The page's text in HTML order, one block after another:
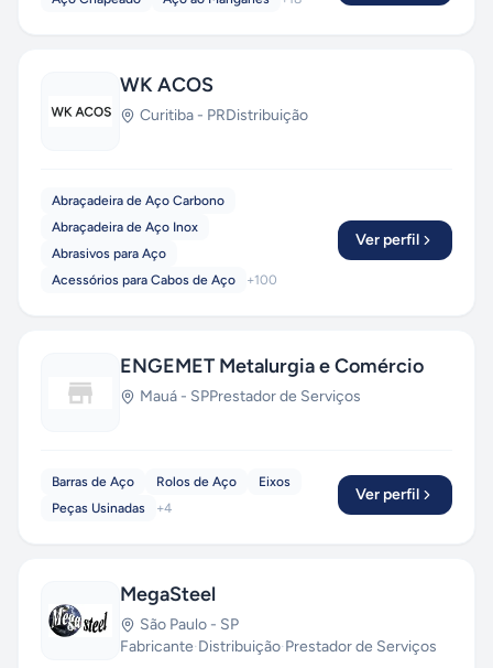
WK ACOS
Curitiba - PRDistribuição
Abraçadeira de Aço Carbono
Abraçadeira de Aço Inox
Abrasivos para Aço
Acessórios para Cabos de Aço
+100
Ver perfil
ENGEMET Metalurgia e Comércio
Mauá - SPPrestador de Serviços
Barras de Aço Rolos de Aço
Eixos
Peças Usinadas
+4
Ver perfil
MegaSteel
São Paulo - SP
Fabricante·Distribuição·Prestador de Serviços